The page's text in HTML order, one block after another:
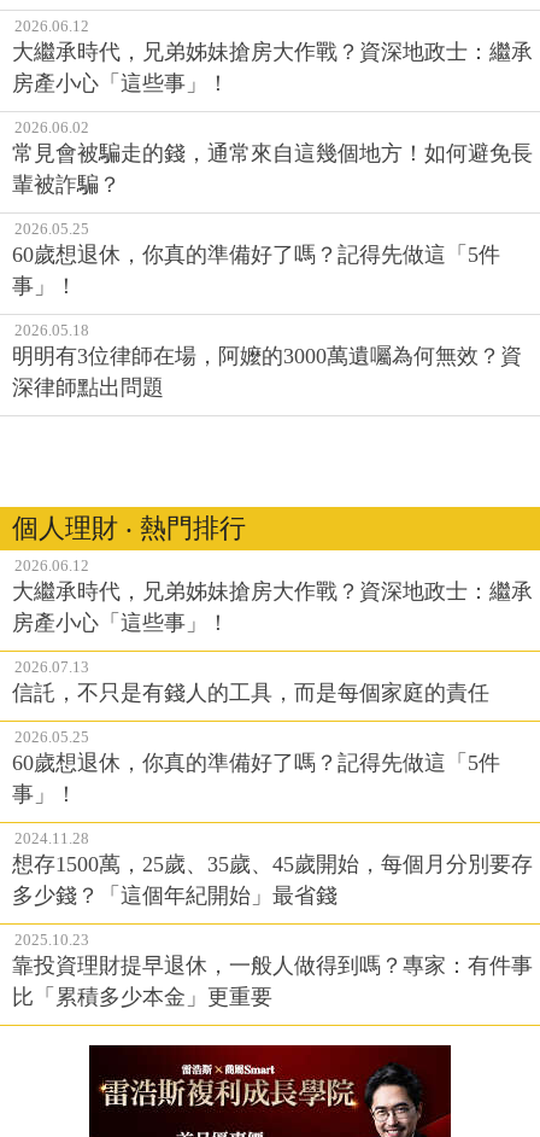
2026.06.12
大繼承時代，兄弟姊妹搶房大作戰？資深地政士：繼承
房產小心「這些事」！
2026.06.02
常見會被騙走的錢，通常來自這幾個地方！如何避免長
輩被詐騙？
2026.05.25
60歲想退休，你真的準備好了嗎？記得先做這「5件
事」！
2026.05.18
明明有3位律師在場，阿嬤的3000萬遺囑為何無效？資
深律師點出問題
個人理財 ‧ 熱門排行
2026.06.12
大繼承時代，兄弟姊妹搶房大作戰？資深地政士：繼承
房產小心「這些事」！
2026.07.13
信託，不只是有錢人的工具，而是每個家庭的責任
2026.05.25
60歲想退休，你真的準備好了嗎？記得先做這「5件
事」！
2024.11.28
想存1500萬，25歲、35歲、45歲開始，每個月分別要存
多少錢？「這個年紀開始」最省錢
2025.10.23
靠投資理財提早退休，一般人做得到嗎？專家：有件事
比「累積多少本金」更重要